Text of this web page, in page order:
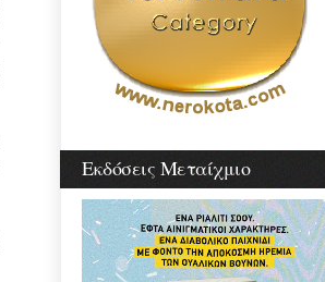
Εκδόσεις Μεταίχμιο